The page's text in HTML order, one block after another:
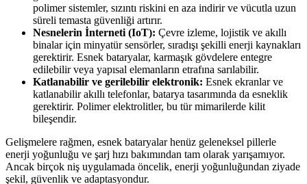
polimer sistemler, sızıntı riskini en aza indirir ve vücutla uzun
süreli temasta güvenliği artırır.
Nesnelerin İnterneti (IoT): Çevre izleme, lojistik ve akıllı
binalar için minyatür sensörler, sıradışı şekilli enerji kaynakları
gerektirir. Esnek bataryalar, karmaşık gövdelere entegre
edilebilir veya yapısal elemanların etrafına sarılabilir.
Katlanabilir ve gerilebilir elektronik: Esnek ekranlar ve
katlanabilir akıllı telefonlar, batarya tasarımında da esneklik
gerektirir. Polimer elektrolitler, bu tür mimarilerde kilit
bileşendir.
Gelişmelere rağmen, esnek bataryalar henüz geleneksel pillerle
enerji yoğunluğu ve şarj hızı bakımından tam olarak yarışamıyor.
Ancak birçok niş uygulamada öncelik, enerji yoğunluğundan ziyade
şekil, güvenlik ve adaptasyondur.